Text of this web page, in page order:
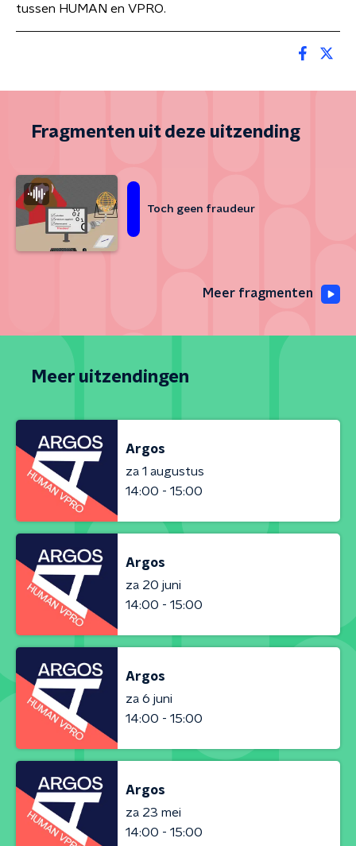
tussen HUMAN en VPRO.
Fragmenten uit deze uitzending
Toch geen fraudeur
Meer fragmenten
Meer uitzendingen
Argos
za 1 augustus
14:00 - 15:00
Argos
za 20 juni
14:00 - 15:00
Argos
za 6 juni
14:00 - 15:00
Argos
za 23 mei
14:00 - 15:00